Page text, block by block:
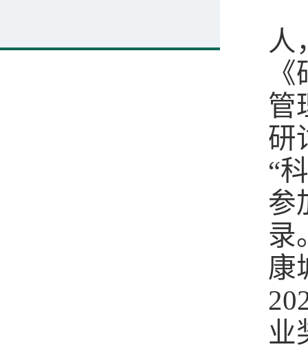
人
管
研
“
参
录
康
业